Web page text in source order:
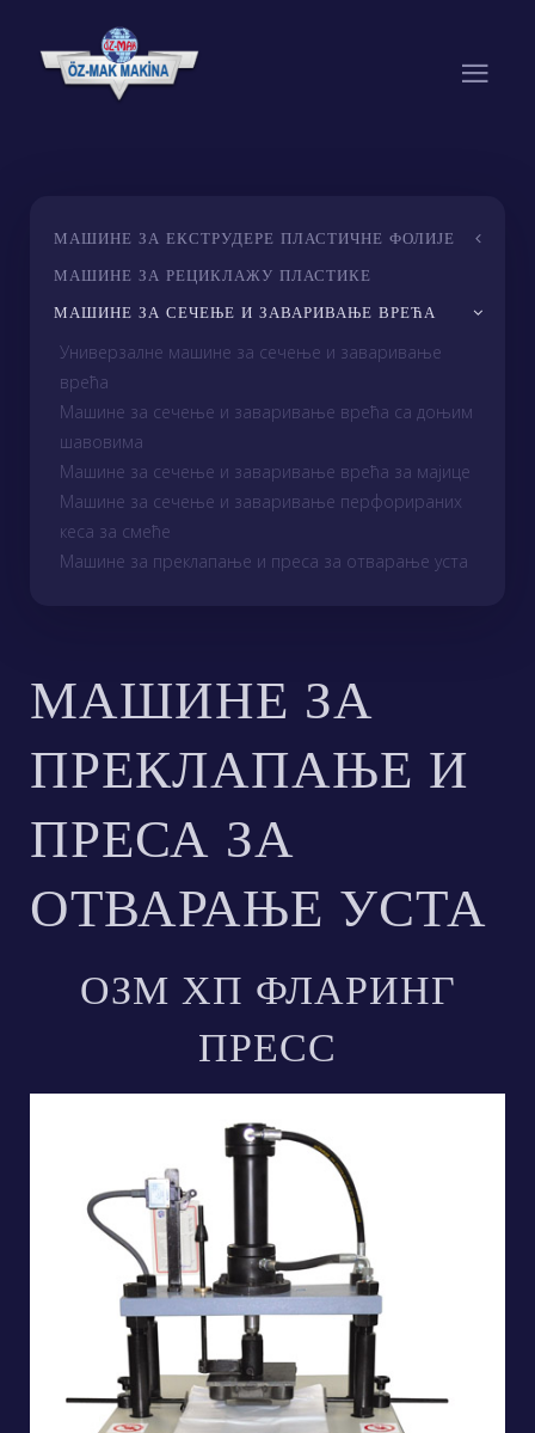
МАШИНЕ ЗА
ПРЕКЛАПАЊЕ И
ПРЕСА ЗА
ОТВАРАЊЕ УСТА
ОЗМ ХП ФЛАРИНГ
ПРЕСС
МАШИНЕ ЗА ЕКСТРУДЕРЕ ПЛАСТИЧНЕ ФОЛИЈЕ
МАШИНЕ ЗА РЕЦИКЛАЖУ ПЛАСТИКЕ
МАШИНЕ ЗА СЕЧЕЊЕ И ЗАВАРИВАЊЕ ВРЕЋА
Универзалне машине за сечење и заваривање
врећа
Машине за сечење и заваривање врећа са доњим
шавовима
Машине за сечење и заваривање врећа за мајице
Машине за сечење и заваривање перфорираних
кеса за смеће
Машине за преклапање и преса за отварање уста